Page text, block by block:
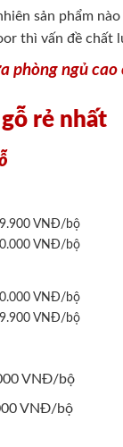
sản phẩm
thì vấn đề chất
phòng ngủ cao
gỗ rẻ nhất
VNĐ/bộ
VNĐ/bộ
VNĐ/bộ
VNĐ/bộ
VNĐ/bộ
VNĐ/bộ